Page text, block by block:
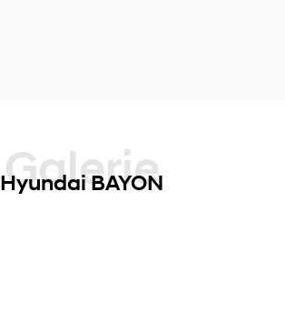
Galerie
Hyundai BAYON